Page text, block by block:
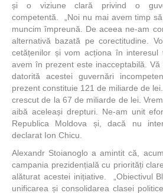
și o viziune clară privind o
competentă. „Noi nu mai avem timp
muncim împreună. De aceea ne-am
alternativă bazată pe corectitudine.
cetățenilor și vom acționa în
avem în prezent este inacceptabilă.
datorită acestei guvernări
prezent constituie 121 de miliarde de
crescut de la 67 de miliarde de lei.
aibă aceleași drepturi. Ne-am unit
Republica Moldova și, dacă nu
declarat Ion Chicu.
Alexandr Stoianoglo a amintit că,
campania prezidențială cu priorități
alăturat acestei inițiative. „Obiectivul
unificarea și consolidarea clasei